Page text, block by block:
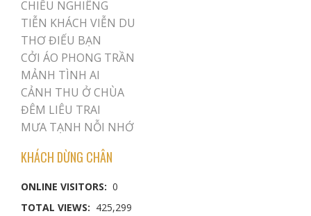
CHIỀU NGHIÊNG
TIỄN KHÁCH VIỄN DU
THƠ ĐIẾU BẠN
CỞI ÁO PHONG TRẦN
MẢNH TÌNH AI
CẢNH THU Ở CHÙA
ĐÊM LIÊU TRAI
MƯA TẠNH NỖI NHỚ
KHÁCH DỪNG CHÂN
ONLINE VISITORS: 0
TOTAL VIEWS: 425,299